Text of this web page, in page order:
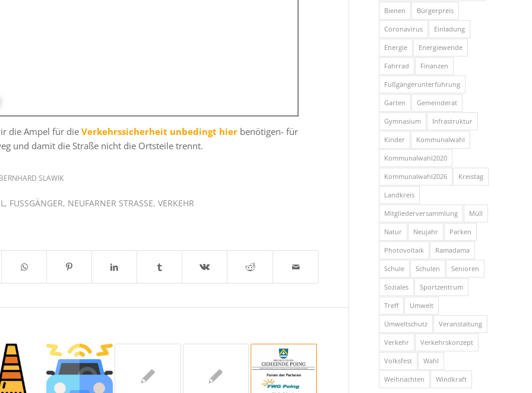
die Ampel für die Verkehrssicherheit unbedingt hier benötigen- für
und damit die Straße nicht die Ortsteile trennt.
BERNHARD SLAWIK
, FUSSGÄNGER , NEUFARNER STRASSE , VERKEHR
Bienen Bürgerpreis
Coronavirus Einladung
Energie Energiewende
Fahrrad Finanzen
Fußgängerunterführung
Garten Gemeinderat
Gymnasium Infrastruktur
Kinder Kommunalwahl
Kommunalwahl2020
Kommunalwahl2026 Kreistag
Landkreis
Mitgliederversammlung Müll
Natur Neujahr Parken
Photovoltaik Ramadama
Schule Schulen Senioren
Soziales Sportzentrum
Treff Umwelt
Umweltschutz Veranstaltung
Verkehr Verkehrskonzept
Volksfest Wahl
Weihnachten Windkraft